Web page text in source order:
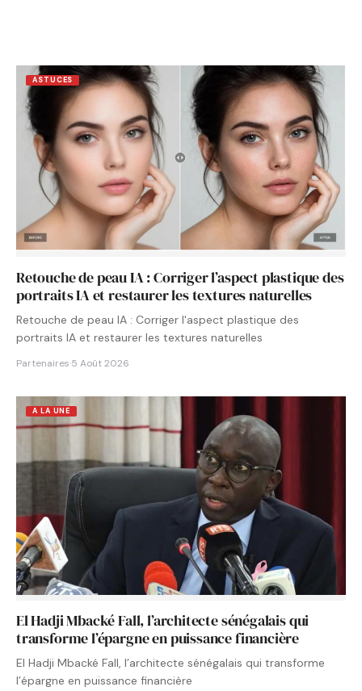
ASTUCES
Retouche de peau IA : Corriger l’aspect plastique des
portraits IA et restaurer les textures naturelles
Retouche de peau IA : Corriger l'aspect plastique des
portraits IA et restaurer les textures naturelles
Partenaires·5 Août 2026
A LA UNE
El Hadji Mbacké Fall, l’architecte sénégalais qui
transforme l’épargne en puissance financière
El Hadji Mbacké Fall, l’architecte sénégalais qui transforme
l’épargne en puissance financière